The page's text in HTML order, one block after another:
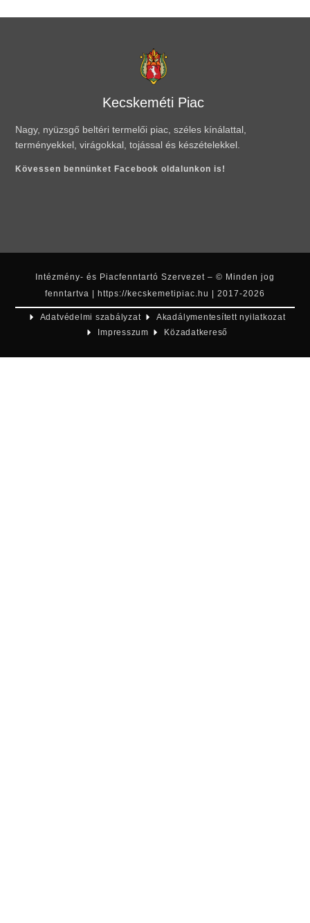
Kecskeméti Piac
Nagy, nyüzsgő beltéri termelői piac, széles kínálattal,
terményekkel, virágokkal, tojással és készételekkel.
Kövessen bennünket Facebook oldalunkon is!
Intézmény- és Piacfenntartó Szervezet – © Minden jog
fenntartva | https://kecskemetipiac.hu | 2017-2026
Adatvédelmi szabályzat
Akadálymentesített nyilatkozat
Impresszum
Közadatkereső